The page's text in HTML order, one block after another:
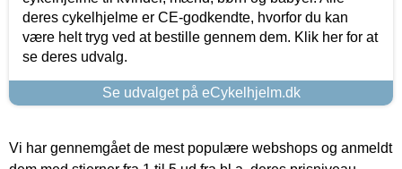
deres cykelhjelme er CE-godkendte, hvorfor du kan
være helt tryg ved at bestille gennem dem. Klik her for at
se deres udvalg.
Se udvalget på eCykelhjelm.dk
Vi har gennemgået de mest populære webshops og anmeldt